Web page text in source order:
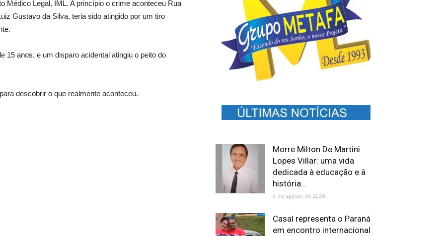
Médico Legal, IML. A princípio o crime aconteceu Rua
Gustavo da Silva, teria sido atingido por um tiro
15 anos, e um disparo acidental atingiu o peito do
descobrir o que realmente aconteceu.
Morre Milton De Martini
Lopes Villar: uma vida
dedicada à educação e à
história...
9 de agosto de 2026
Casal representa o Paraná
em encontro internacional